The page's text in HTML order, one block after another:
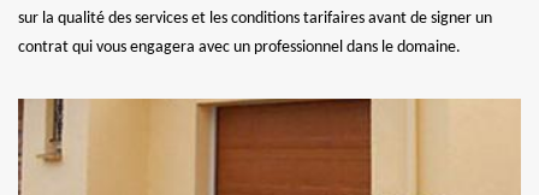
sur la qualité des services et les conditions tarifaires avant de signer un
contrat qui vous engagera avec un professionnel dans le domaine.